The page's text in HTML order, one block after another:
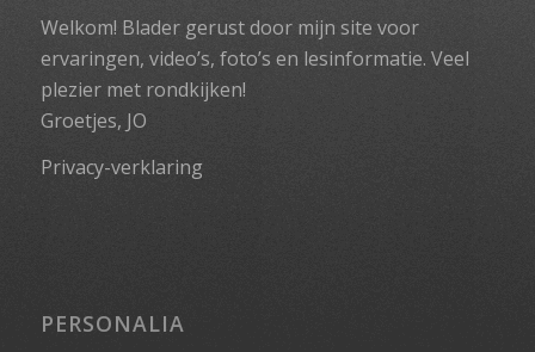
Welkom! Blader gerust door mijn site voor
ervaringen, video’s, foto’s en lesinformatie. Veel
plezier met rondkijken!
Groetjes, JO
Privacy-verklaring
PERSONALIA